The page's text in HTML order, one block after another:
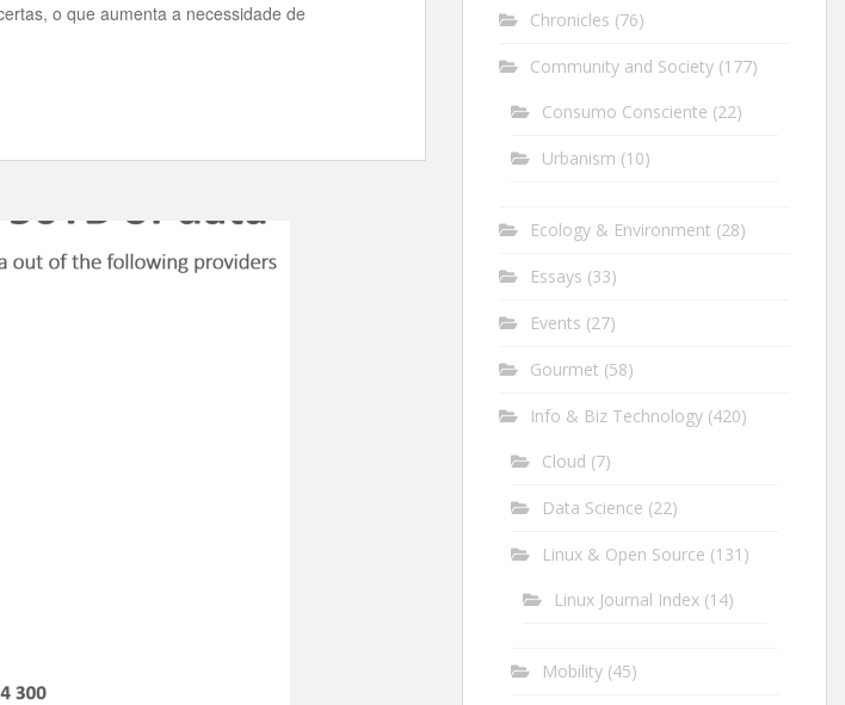
o que aumenta a necessidade de
Chronicles (76)
Community and Society (177)
Consumo Consciente (22)
Urbanism (10)
Ecology & Environment (28)
Essays (33)
Events (27)
Gourmet (58)
Info & Biz Technology (420)
Cloud (7)
Data Science (22)
Linux & Open Source (131)
Linux Journal Index (14)
Mobility (45)